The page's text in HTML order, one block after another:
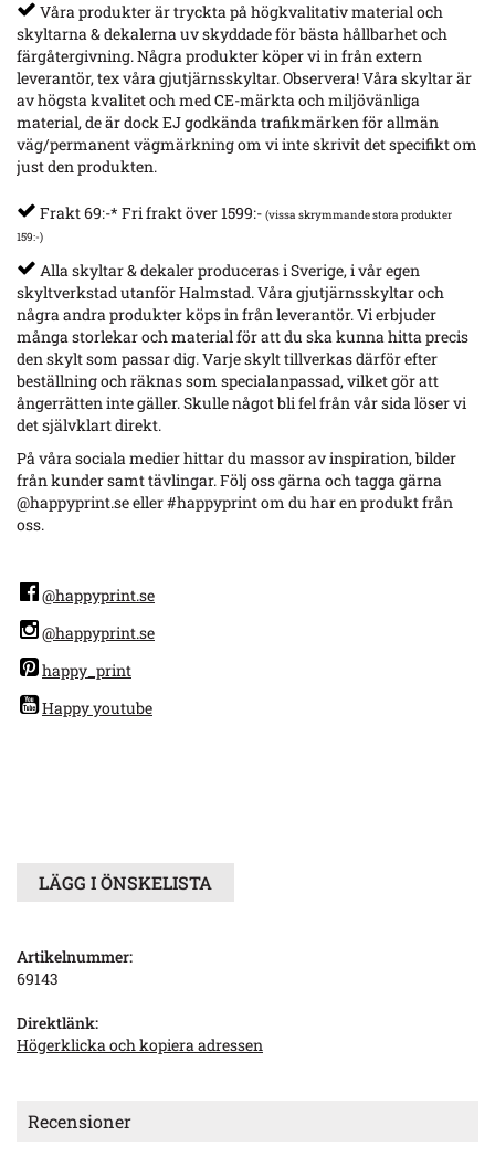
Våra produkter är tryckta på högkvalitativ material och
skyltarna & dekalerna uv skyddade för bästa hållbarhet och
färgåtergivning. Några produkter köper vi in från extern
leverantör, tex våra gjutjärnsskyltar. Observera! Våra skyltar är
av högsta kvalitet och med CE-märkta och miljövänliga
material, de är dock EJ godkända trafikmärken för allmän
väg/permanent vägmärkning om vi inte skrivit det specifikt om
just den produkten.
Frakt 69:-* Fri frakt över 1599:- (vissa skrymmande stora produkter
159:-)
Alla skyltar & dekaler produceras i Sverige, i vår egen
skyltverkstad utanför Halmstad. Våra gjutjärnsskyltar och
några andra produkter köps in från leverantör. Vi erbjuder
många storlekar och material för att du ska kunna hitta precis
den skylt som passar dig. Varje skylt tillverkas därför efter
beställning och räknas som specialanpassad, vilket gör att
ångerrätten inte gäller. Skulle något bli fel från vår sida löser vi
det självklart direkt.
På våra sociala medier hittar du massor av inspiration, bilder
från kunder samt tävlingar. Följ oss gärna och tagga gärna
@happyprint.se eller #happyprint om du har en produkt från
oss.
@happyprint.se
@happyprint.se
happy_print
Happy youtube
LÄGG I ÖNSKELISTA
Artikelnummer:
69143
Direktlänk:
Högerklicka och kopiera adressen
Recensioner